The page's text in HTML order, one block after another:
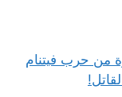
حرب فيتنام